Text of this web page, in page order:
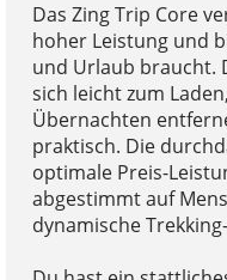
Das Zing Trip Core
hoher Leistung und
und Urlaub braucht.
sich leicht zum
Übernachten
praktisch. Die
optimale Preis-
abgestimmt auf
dynamische